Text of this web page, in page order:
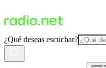
¿Qué deseas escuchar?